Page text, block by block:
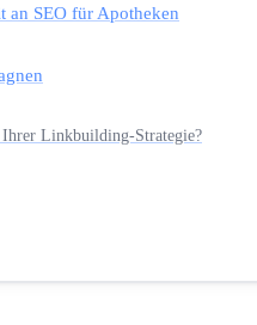
an SEO für Apotheken
Linkbuilding-Strategie?